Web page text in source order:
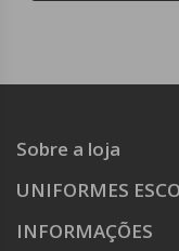
Sobre a loja
UNIFORMES
INFORMAÇÕES